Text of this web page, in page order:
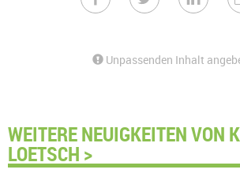
Unpassenden Inhalt
WEITERE NEUIGKEITEN VON
LOETSCH >